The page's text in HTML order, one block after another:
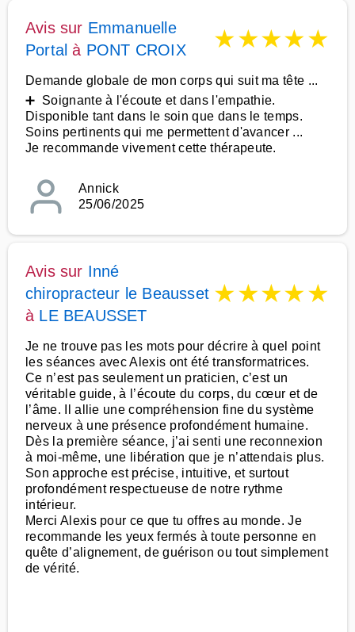
Avis sur Emmanuelle
Portal à PONT CROIX ★★★★★
Demande globale de mon corps qui suit ma tête ...
➕ Soignante à l'écoute et dans l'empathie.
Disponible tant dans le soin que dans le temps.
Soins pertinents qui me permettent d'avancer ...
Je recommande vivement cette thérapeute.
Annick
25/06/2025
Avis sur Inné
chiropracteur le Beausset
à LE BEAUSSET
★★★★★
Je ne trouve pas les mots pour décrire à quel point
les séances avec Alexis ont été transformatrices.
Ce n’est pas seulement un praticien, c’est un
véritable guide, à l’écoute du corps, du cœur et de
l’âme. Il allie une compréhension fine du système
nerveux à une présence profondément humaine.
Dès la première séance, j’ai senti une reconnexion
à moi-même, une libération que je n’attendais plus.
Son approche est précise, intuitive, et surtout
profondément respectueuse de notre rythme
intérieur.
Merci Alexis pour ce que tu offres au monde. Je
recommande les yeux fermés à toute personne en
quête d’alignement, de guérison ou tout simplement
de vérité.